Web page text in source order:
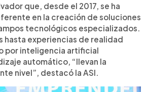
que, desde el 2017, se ha
en la creación de soluciones
tecnológicos especializados.
hasta experiencias de realidad
por inteligencia artificial
automático, “llevan la
nivel”, destacó la ASI.